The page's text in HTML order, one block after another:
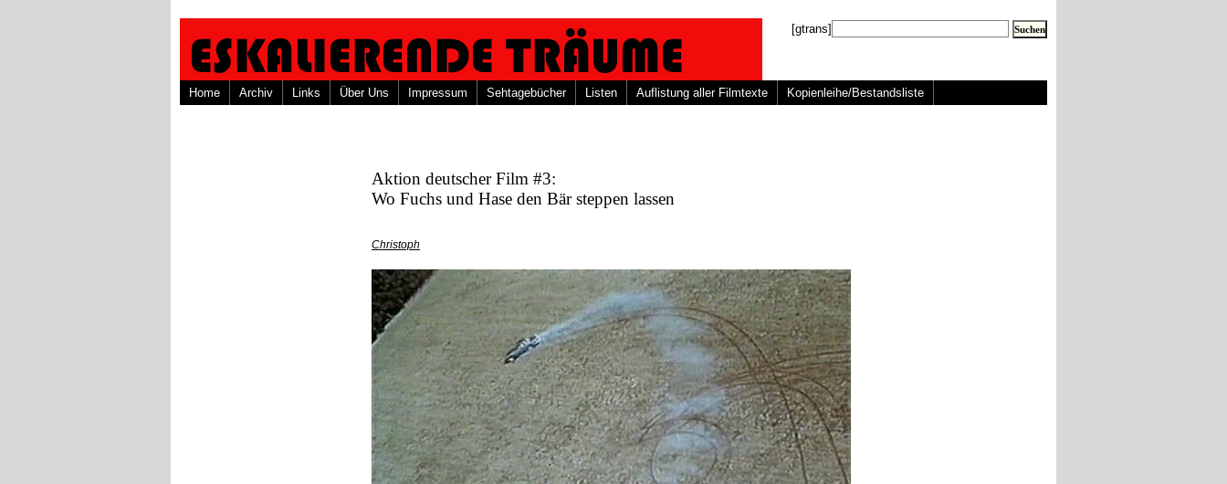
[gtrans]
Home Archiv Links Über Uns Impressum Sehtagebücher Listen Auflistung aller Filmtexte Kopienleihe/Bestandsliste
Aktion deutscher Film #3:
Wo Fuchs und Hase den Bär steppen lassen
Christoph